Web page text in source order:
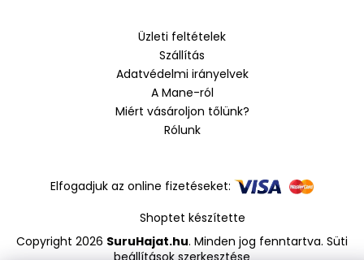
Üzleti feltételek
Szállítás
Adatvédelmi irányelvek
A Mane-ról
Miért vásároljon tőlünk?
Rólunk
Elfogadjuk az online fizetéseket:
Shoptet készítette
Copyright 2026 SuruHajat.hu. Minden jog fenntartva. Süti
beállítások szerkesztése